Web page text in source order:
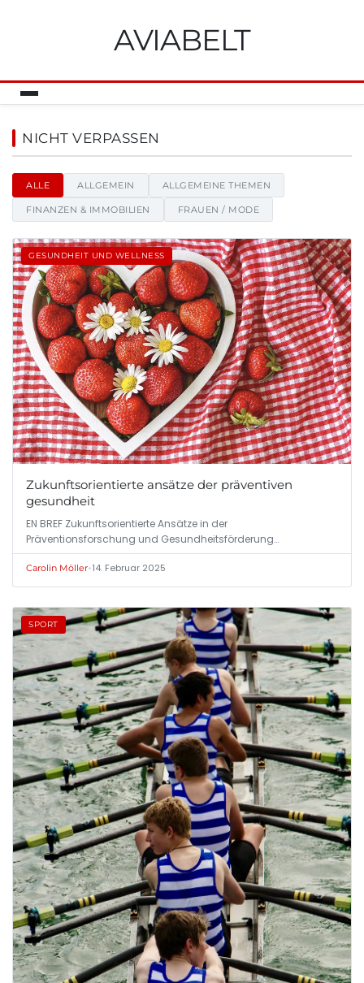
AVIABELT
Aviabelt - Nachrichten, Tipps
NICHT VERPASSEN
ALLE ALLGEMEIN ALLGEMEINE THEMEN
FINANZEN & IMMOBILIEN FRAUEN / MODE
GESUNDHEIT UND WELLNESS
Zukunftsorientierte ansätze der präventiven
gesundheit
EN BREF Zukunftsorientierte Ansätze in der
Präventionsforschung und Gesundheitsförderung…
Carolin Möller•14. Februar 2025
SPORT